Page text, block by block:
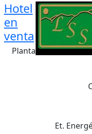
Hotel
en
venta
Planta
Et.